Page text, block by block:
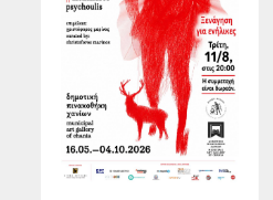
Συνεχίζονται οι
δωρεάν ξεναγήσεις
για ενήλικες στη
Δημοτική
Πινακοθήκη Χανίων:
Την Τρίτη 11/08